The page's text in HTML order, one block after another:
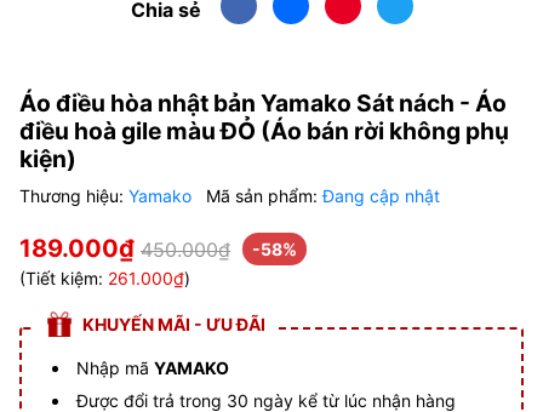
Chia sẻ
Áo điều hòa nhật bản Yamako Sát nách - Áo
điều hoà gile màu ĐỎ (Áo bán rời không phụ
kiện)
Thương hiệu: Yamako Mã sản phẩm:Đang cập nhật
189.000₫ 450.000₫
-58%
(Tiết kiệm: 261.000₫)
KHUYẾN MÃI - ƯU ĐÃI
Nhập mã YAMAKO
Được đổi trả trong 30 ngày kể từ lúc nhận hàng